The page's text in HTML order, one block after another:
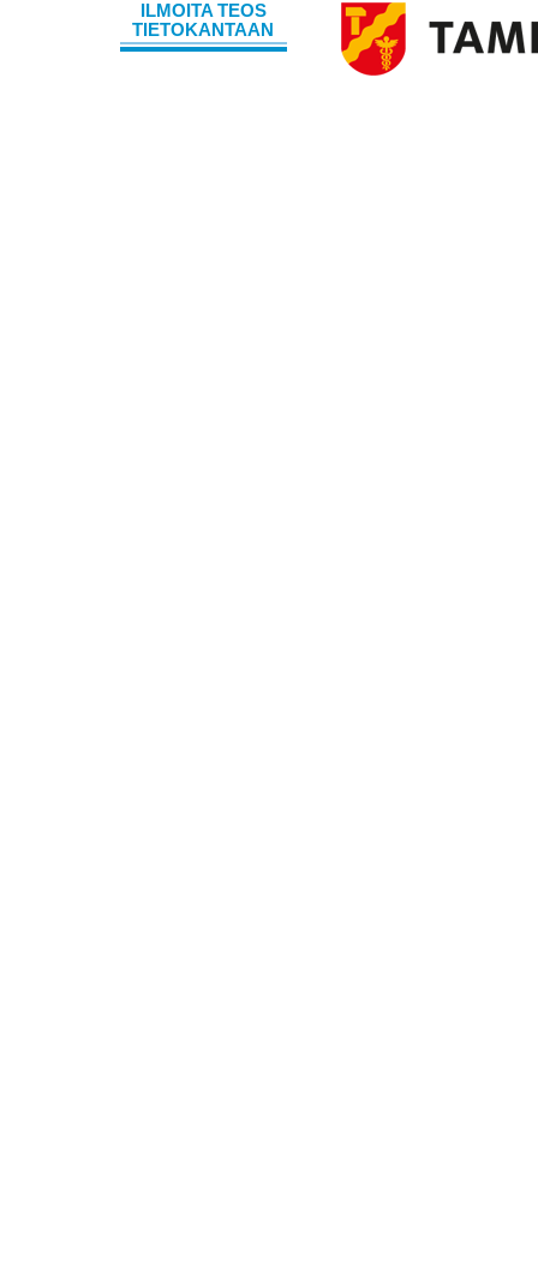
ILMOITA TEOS
TIETOKANTAAN